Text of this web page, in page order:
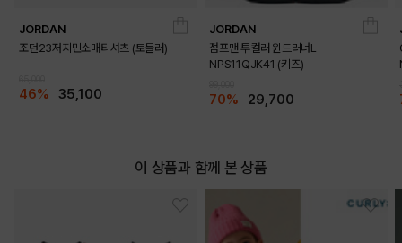
JORDAN
조던23저지민소매티셔츠 (토들러)
46% 35,100
JORDAN
점프맨 투컬러 윈드러너L
NPS11QJK41 (키즈)
70% 29,700
이 상품과 함께 본 상품